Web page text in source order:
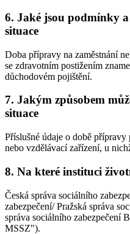
6. Jaké jsou podmínky
situace
Doba přípravy na zaměstnání
se zdravotním postižením
důchodovém pojištění.
7. Jakým způsobem
situace
Příslušné údaje o době přípravy
nebo vzdělávací zařízení, u
8. Na které instituci
Česká správa sociálního
zabezpečení/ Pražská správa
správa sociálního zabezpečení
MSSZ").